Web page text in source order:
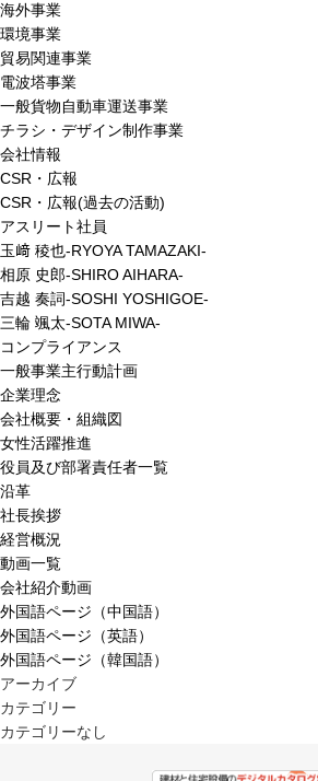
海外事業
環境事業
貿易関連事業
電波塔事業
一般貨物自動車運送事業
チラシ・デザイン制作事業
会社情報
CSR・広報
CSR・広報(過去の活動)
アスリート社員
玉﨑 稜也-RYOYA TAMAZAKI-
相原 史郎-SHIRO AIHARA-
吉越 奏詞-SOSHI YOSHIGOE-
三輪 颯太-SOTA MIWA-
コンプライアンス
一般事業主行動計画
企業理念
会社概要・組織図
女性活躍推進
役員及び部署責任者一覧
沿革
社長挨拶
経営概況
動画一覧
会社紹介動画
外国語ページ（中国語）
外国語ページ（英語）
外国語ページ（韓国語）
アーカイブ
カテゴリー
カテゴリーなし